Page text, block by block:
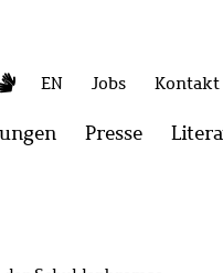
Gebärdensprache
EN
Sekundäres
Menü
Jobs Kontakt
Menü
Presse Menü